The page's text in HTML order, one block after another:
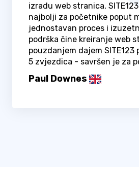
izradu web stranica,
najbolji za početnike poput
jednostavan proces i
podrška čine kreiranje web
pouzdanjem dajem SITE123
5 zvjezdica - savršen je za
Paul Downes